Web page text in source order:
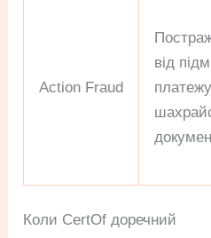
Action Fraud
від
Коли CertOf доречний